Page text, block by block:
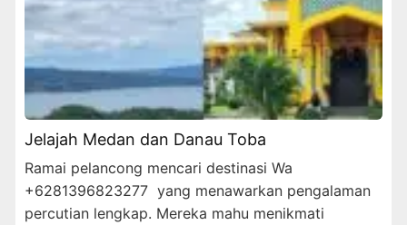
Jelajah Medan dan Danau Toba
Ramai pelancong mencari destinasi Wa
+6281396823277 yang menawarkan pengalaman
percutian lengkap. Mereka mahu menikmati